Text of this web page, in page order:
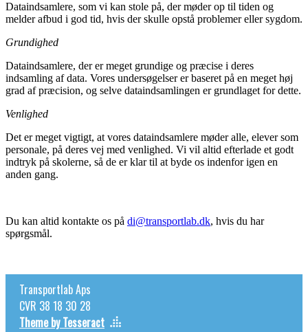
Dataindsamlere, som vi kan stole på, der møder op til tiden og
melder afbud i god tid, hvis der skulle opstå problemer eller sygdom.
Grundighed
Dataindsamlere, der er meget grundige og præcise i deres
indsamling af data. Vores undersøgelser er baseret på en meget høj
grad af præcision, og selve dataindsamlingen er grundlaget for dette.
Venlighed
Det er meget vigtigt, at vores dataindsamlere møder alle, elever som
personale, på deres vej med venlighed. Vi vil altid efterlade et godt
indtryk på skolerne, så de er klar til at byde os indenfor igen en
anden gang.
Du kan altid kontakte os på di@transportlab.dk, hvis du har
spørgsmål.
Transportlab Aps
CVR 38 18 30 28
Theme by Tesseract